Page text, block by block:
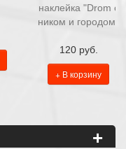
наклейка "Drom c
ником и городом"
120 руб.
+ В корзину
+